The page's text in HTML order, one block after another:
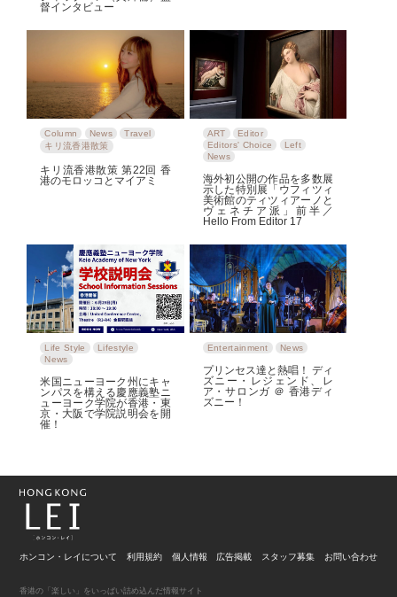
督インタビュー
Column News
Travel
キリ流香港散策
キリ流香港散策 第22回 香
港のモロッコとマイアミ
ART
Editor
Editors' Choice
Left
News
海外初公開の作品を多数展
示した特別展「ウフィツィ
美術館のティツィアーノと
ヴェネチア派」前半／
Hello From Editor 17
Life Style
Lifestyle
News
米国ニューヨーク州にキャ
ンパスを構える慶應義塾ニ
ューヨーク学院が香港・東
京・大阪で学院説明会を開
催！
Entertainment News
プリンセス達と熱唱！ ディ
ズニー・レジェンド、レ
ア・サロンガ ＠ 香港ディ
ズニー！
ホンコン・レイについて 利用規約 個人情報 広告掲載 スタッフ募集 お問い合わせ
香港の「楽しい」をいっぱい詰め込んだ情報サイト